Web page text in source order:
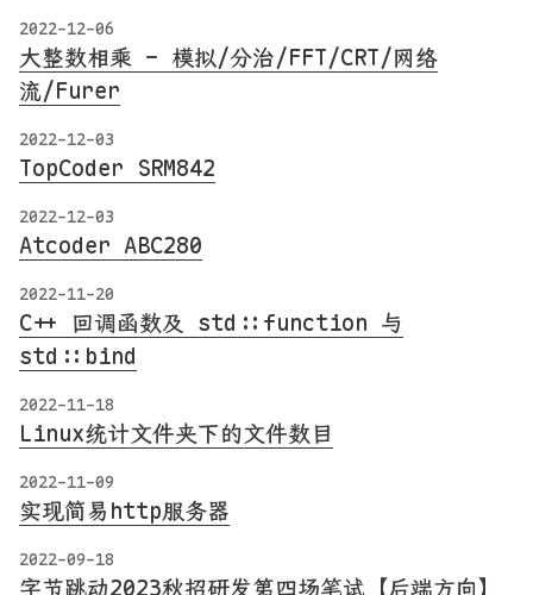
2022-12-06
大整数相乘 - 模拟/分治/FFT/CRT/网络
流/Furer
2022-12-03
TopCoder SRM842
2022-12-03
Atcoder ABC280
2022-11-20
C++ 回调函数及 std::function 与
std::bind
2022-11-18
Linux统计文件夹下的文件数目
2022-11-09
实现简易http服务器
2022-09-18
字节跳动2023秋招研发第四场笔试【后端方向】